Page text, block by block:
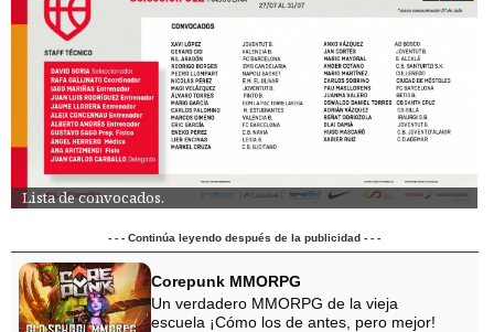
Lista de convocados.
- - - Continúa leyendo después de la publicidad - - -
Corepunk MMORPG
Un verdadero MMORPG de la vieja
escuela ¡Cómo los de antes, pero mejor!